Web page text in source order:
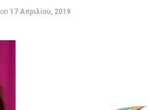
on 17 Απριλίου, 2019